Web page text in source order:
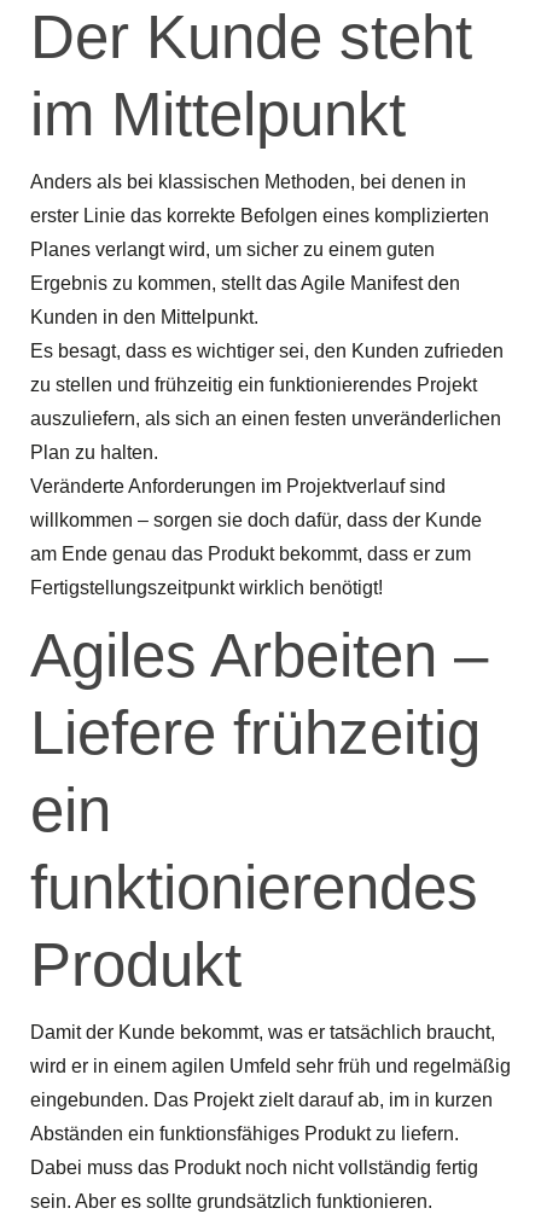
Der Kunde steht
im Mittelpunkt
Anders als bei klassischen Methoden, bei denen in
erster Linie das korrekte Befolgen eines komplizierten
Planes verlangt wird, um sicher zu einem guten
Ergebnis zu kommen, stellt das Agile Manifest den
Kunden in den Mittelpunkt.
Es besagt, dass es wichtiger sei, den Kunden zufrieden
zu stellen und frühzeitig ein funktionierendes Projekt
auszuliefern, als sich an einen festen unveränderlichen
Plan zu halten.
Veränderte Anforderungen im Projektverlauf sind
willkommen – sorgen sie doch dafür, dass der Kunde
am Ende genau das Produkt bekommt, dass er zum
Fertigstellungszeitpunkt wirklich benötigt!
Agiles Arbeiten –
Liefere frühzeitig
ein
funktionierendes
Produkt
Damit der Kunde bekommt, was er tatsächlich braucht,
wird er in einem agilen Umfeld sehr früh und regelmäßig
eingebunden. Das Projekt zielt darauf ab, im in kurzen
Abständen ein funktionsfähiges Produkt zu liefern.
Dabei muss das Produkt noch nicht vollständig fertig
sein. Aber es sollte grundsätzlich funktionieren.